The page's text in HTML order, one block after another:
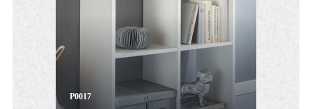
P0017